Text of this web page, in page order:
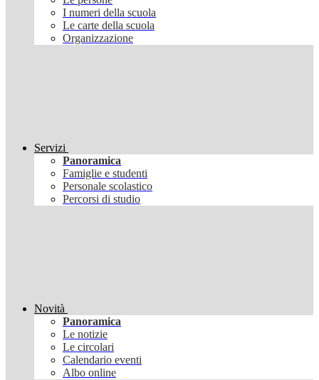
I numeri della scuola
Le carte della scuola
Organizzazione
Servizi
Panoramica
Famiglie e studenti
Personale scolastico
Percorsi di studio
Novità
Panoramica
Le notizie
Le circolari
Calendario eventi
Albo online